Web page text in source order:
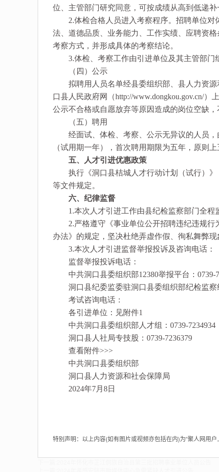
位、主管部门研究同意，可按成绩从高到低递补
2.体检合格人员进入考察程序。招聘单位对
法、道德品质、业务能力、工作实绩、应聘资
考察方式，并形成具体的考察结论。
3.体检、考察工作由引进单位及其主管部门
（四）公示
拟聘用人员名单经县委组织部、县人力资源
口县人民政府网（http://www.dongkou.gov.cn/
公示不合格或自愿放弃等原因造成的岗位空缺
（五）聘用
经面试、体检、考察、公示无异议的人员，
（试用期一年），首次聘用期限为五年，原则
五、人才引进优惠政策
执行《洞口县桔城人才行动计划（试行）》
等文件规定。
六、纪律监督
1.本次人才引进工作由县纪检监察部门全程
2.严格遵守《事业单位公开招聘违纪违规行
办法》的规定，坚决杜绝弄虚作假、徇私舞弊
3.本次人才引进监督举报投诉及咨询电话：
监督举报投诉电话：
中共洞口县委组织部12380举报平台：0739-
洞口县纪委监委驻洞口县委组织部纪检监察
考试咨询电话：
各引进单位：见附件1
中共洞口县委组织部人才组：0739-7234934
洞口县人社局专技股：0739-7236379
查看附件>>>
中共洞口县委组织部
洞口县人力资源和社会保障局
2024年7月8日
特别声明：以上内容(如有图片或视频亦包括在内)为“聚人网用